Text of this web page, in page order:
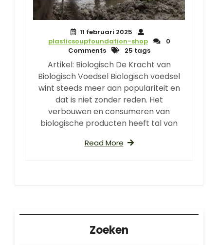
11 februari 2025
plasticsoupfoundation-shop
0
Comments
25 tags
Artikel: Biologisch De Kracht van
Biologisch Voedsel Biologisch voedsel
wint steeds meer aan populariteit en
dat is niet zonder reden. Het
verbouwen en consumeren van
biologische producten heeft tal van
Read More
Zoeken